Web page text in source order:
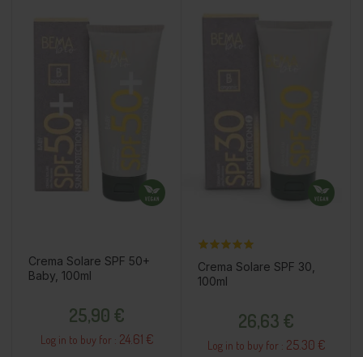
Crema Solare SPF 50+
Baby, 100ml
25,90 €
Log in to buy for : 24.61 €
Crema Solare SPF 30,
100ml
26,63 €
Log in to buy for : 25.30 €